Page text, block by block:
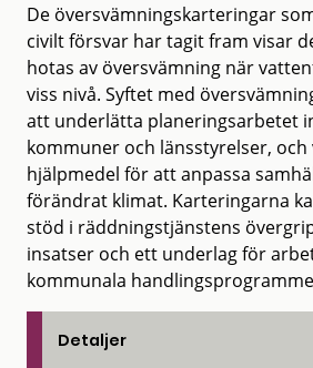
De översvämningskarteringar
civilt försvar har tagit fram visar
hotas av översvämning när
viss nivå. Syftet med
att underlätta planeringsarbetet
kommuner och länsstyrelser, och
hjälpmedel för att anpassa
förändrat klimat. Karteringarna
stöd i räddningstjänstens
insatser och ett underlag för
kommunala
Detaljer